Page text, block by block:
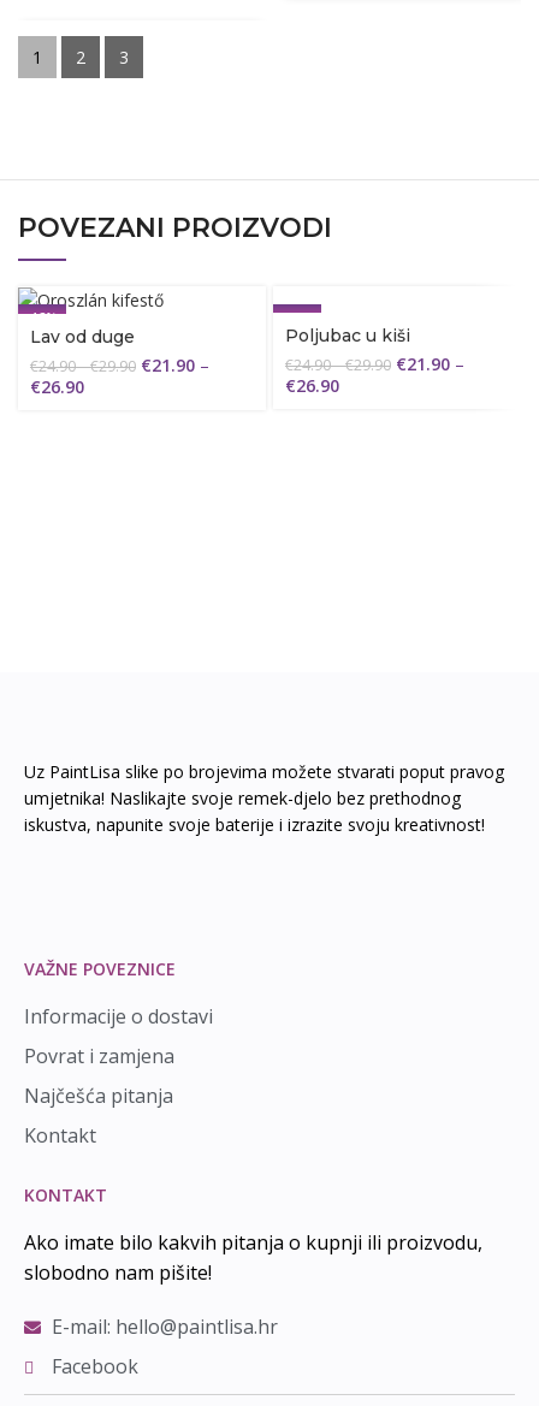
1 2 3
POVEZANI PROIZVODI
-12%
Lav od duge
€24.90–€29.90 €21.90 –
€26.90
-12%
Poljubac u kiši
€24.90–€29.90 €21.90 –
€26.90
Uz PaintLisa slike po brojevima možete stvarati poput pravog
umjetnika! Naslikajte svoje remek-djelo bez prethodnog
iskustva, napunite svoje baterije i izrazite svoju kreativnost!
VAŽNE POVEZNICE
Informacije o dostavi
Povrat i zamjena
Najčešća pitanja
Kontakt
KONTAKT
Ako imate bilo kakvih pitanja o kupnji ili proizvodu,
slobodno nam pišite!
E-mail: hello@paintlisa.hr
Facebook